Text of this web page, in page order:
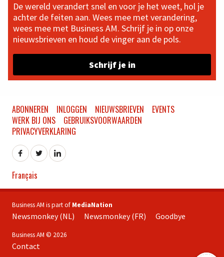
De wereld verandert snel en voor je het weet, hol je
achter de feiten aan. Wees mee met verandering,
wees mee met Business AM. Schrijf je in op onze
nieuwsbrieven en houd de vinger aan de pols.
Schrijf je in
ABONNEREN INLOGGEN NIEUWSBRIEVEN
EVENTS
WERK BIJ ONS
GEBRUIKSVOORWAARDEN
PRIVACYVERKLARING
Français
Business AM is part of MediaNation
Newsmonkey (NL) Newsmonkey (FR) Goodbye
Business AM © 2026
Contact